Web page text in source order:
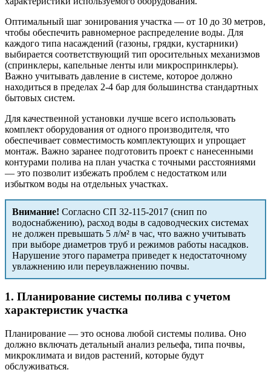
Оптимальный шаг зонирования участка — от 10 до 30 метров,
чтобы обеспечить равномерное распределение воды. Для
каждого типа насаждений (газоны, грядки, кустарники)
выбирается соответствующий тип оросительных механизмов
(спринклеры, капельные ленты или микроспринклеры).
Важно учитывать давление в системе, которое должно
находиться в пределах 2-4 бар для большинства стандартных
бытовых систем.
Для качественной установки лучше всего использовать
комплект оборудования от одного производителя, что
обеспечивает совместимость комплектующих и упрощает
монтаж. Важно заранее подготовить проект с нанесенными
контурами полива на план участка с точными расстояниями
— это позволит избежать проблем с недостатком или
избытком воды на отдельных участках.
Внимание! Согласно СП 32-115-2017 (снип по
водоснабжению), расход воды в садоводческих системах
не должен превышать 5 л/м² в час, что важно учитывать
при выборе диаметров труб и режимов работы насадков.
Нарушение этого параметра приведет к недостаточному
увлажнению или переувлажнению почвы.
1. Планирование системы полива с учетом
характеристик участка
Планирование — это основа любой системы полива. Оно
должно включать детальный анализ рельефа, типа почвы,
микроклимата и видов растений, которые будут
обслуживаться.